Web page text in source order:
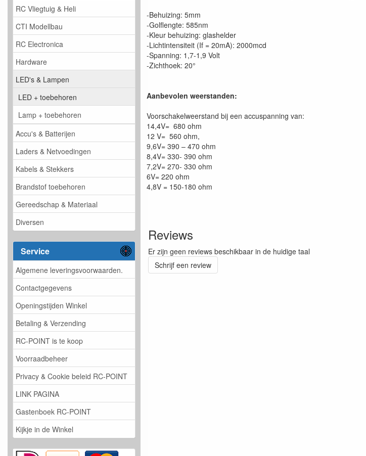
RC Vliegtuig & Heli
CTI Modellbau
RC Electronica
Hardware
LED's & Lampen
LED + toebehoren
Lamp + toebehoren
Accu's & Batterijen
Laders & Netvoedingen
Kabels & Stekkers
Brandstof toebehoren
Gereedschap & Materiaal
Diversen
Service
Algemene leveringsvoorwaarden.
Contactgegevens
Openingstijden Winkel
Betaling & Verzending
RC-POINT is te koop
Voorraadbeheer
Privacy & Cookie beleid RC-POINT
LINK PAGINA
Gastenboek RC-POINT
Kijkje in de Winkel
-Behuizing: 5mm
-Golflengte: 585nm
-Kleur behuizing: glashelder
-Lichtintensiteit (If = 20mA): 2000mcd
-Spanning: 1,7-1,9 Volt
-Zichthoek: 20°
Aanbevolen weerstanden:
Voorschakelweerstand bij een accuspanning van:
14,4V= 680 ohm
12 V= 560 ohm,
9,6V= 390 – 470 ohm
8,4V= 330- 390 ohm
7,2V= 270- 330 ohm
6V= 220 ohm
4,8V = 150-180 ohm
Reviews
Er zijn geen reviews beschikbaar in de huidige taal
Schrijf een review